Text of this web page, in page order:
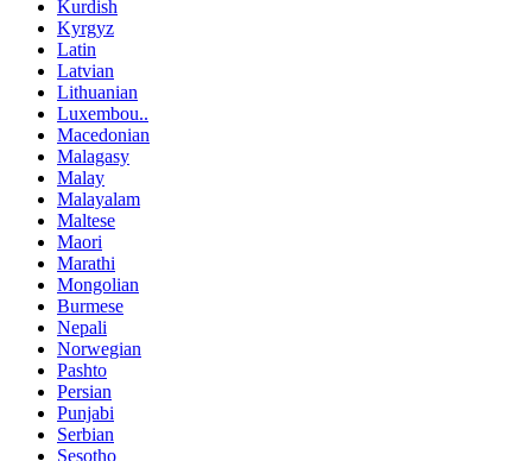
Kurdish
Kyrgyz
Latin
Latvian
Lithuanian
Luxembou..
Macedonian
Malagasy
Malay
Malayalam
Maltese
Maori
Marathi
Mongolian
Burmese
Nepali
Norwegian
Pashto
Persian
Punjabi
Serbian
Sesotho